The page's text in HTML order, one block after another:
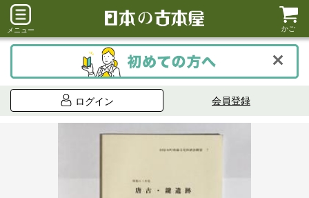
メニュー かご
ログイン 会員登録